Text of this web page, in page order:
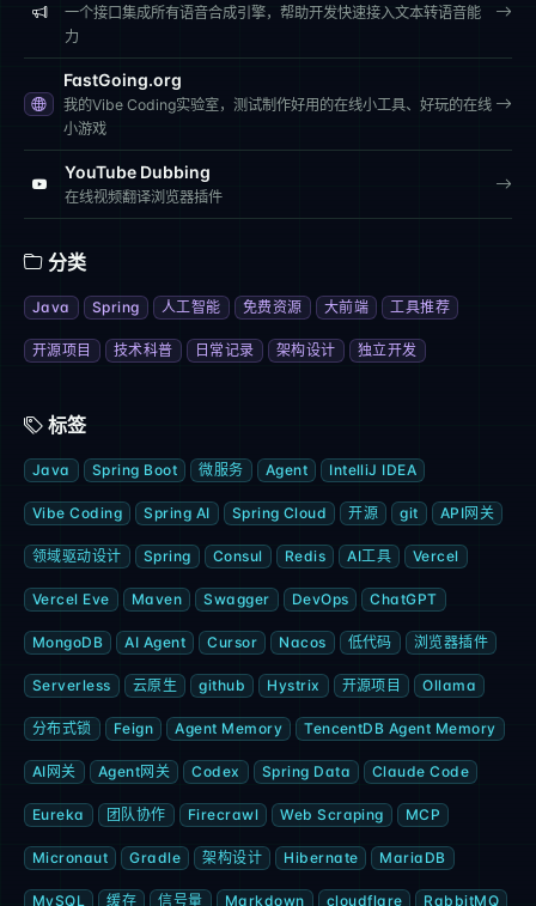
一个接口集成所有语音合成引擎，帮助开发快速接入文本转语音能
力
FastGoing.org
我的Vibe Coding实验室，测试制作好用的在线小工具、好玩的在线
小游戏
YouTube Dubbing
在线视频翻译浏览器插件
分类
Java Spring 人工智能 免费资源 大前端 工具推荐
开源项目 技术科普 日常记录 架构设计 独立开发
标签
Java Spring Boot 微服务 Agent IntelliJ IDEA
Vibe Coding Spring AI Spring Cloud 开源 git API网关
领域驱动设计 Spring Consul Redis AI工具 Vercel
Vercel Eve Maven Swagger DevOps ChatGPT
MongoDB AI Agent Cursor Nacos 低代码 浏览器插件
Serverless 云原生 github Hystrix 开源项目 Ollama
分布式锁 Feign Agent Memory TencentDB Agent Memory
AI网关 Agent网关 Codex Spring Data Claude Code
Eureka 团队协作 Firecrawl Web Scraping MCP
Micronaut Gradle 架构设计 Hibernate MariaDB
MySQL 缓存 信号量 Markdown cloudflare RabbitMQ